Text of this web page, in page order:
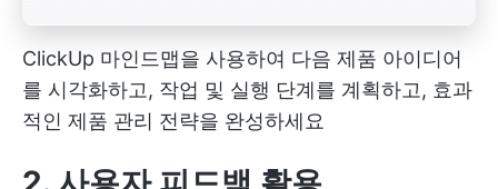
ClickUp 마인드맵을 사용하여 다음 제품 아이디어
를 시각화하고, 작업 및 실행 단계를 계획하고, 효과
적인 제품 관리 전략을 완성하세요